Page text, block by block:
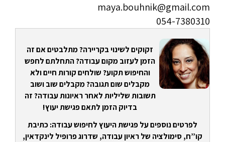
maya.bouhnik@gmail.com
054-7380310
זקוקים לשינוי בקריירה? מתלבטים אם זה
הזמן לעזוב מקום עבודה? התחלתם לחפש
והחיפוש תקוע? שולחים קורות חיים ולא
מקבלים שום תגובה? מקבלים שוב ושוב
תשובות שליליות לאחר ראיונות עבודה? זה
בדיוק הזמן לתאם פגישת יעוץ!
לפרטים נוספים על פגישת היעוץ לחיפוש עבודה: כתיבת
קו”ח, סימולציה של ראיון עבודה, שדרוג פרופיל לינקדאין,